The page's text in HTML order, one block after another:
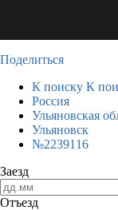
Поделиться
К поиску К
Россия
Ульяновская
Ульяновск
№2239116
Заезд
Отъезд